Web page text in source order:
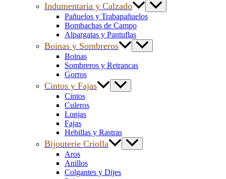
Indumentaria y Calzado
Pañuelos y Trabapañuelos
Bombachas de Campo
Alpargatas y Pantuflas
Boinas y Sombreros
Boinas
Sombreros y Retrancas
Gorros
Cintos y Fajas
Cintos
Culeros
Lonjas
Fajas
Hebillas y Rastras
Bijouterie Criolla
Aros
Anillos
Colgantes y Dijes